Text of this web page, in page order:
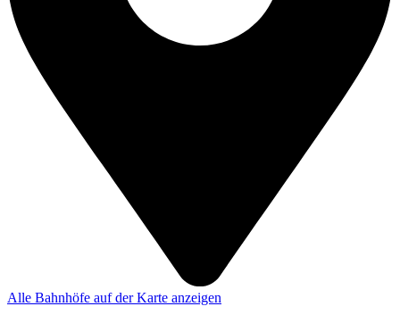
Alle Bahnhöfe auf der Karte anzeigen